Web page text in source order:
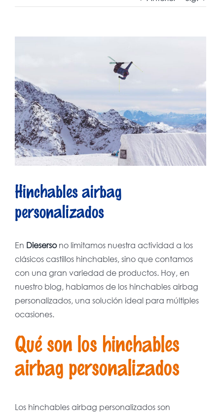
grande
Hinchables airbag
personalizados
En Dieserso no limitamos nuestra actividad a los
clásicos castillos hinchables, sino que contamos
con una gran variedad de productos. Hoy, en
nuestro blog, hablamos de los hinchables airbag
personalizados, una solución ideal para múltiples
ocasiones.
Qué son los hinchables
airbag personalizados
Los hinchables airbag personalizados son